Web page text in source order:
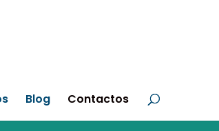
Blog Contactos